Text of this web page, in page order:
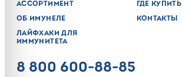
АССОРТИМЕНТ
ОБ ИМУНЕЛЕ
ЛАЙФХАКИ ДЛЯ
ИММУНИТЕТА
ГДЕ КУПИТЬ
КОНТАКТЫ
8 800 600-88-85